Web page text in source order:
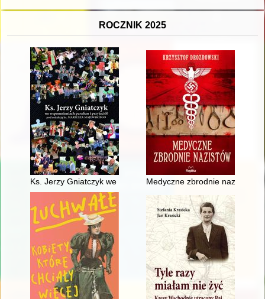
ROCZNIK 2025
Ks. Jerzy Gniatczyk we wspomnieniach parafian i przyjaciół
Medyczne zbrodnie nazistów